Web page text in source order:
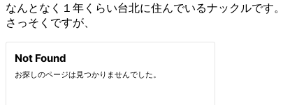
なんとなく１年くらい台北に住んでいるナックルです。
さっそくですが、